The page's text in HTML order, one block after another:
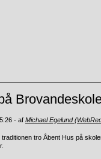
- af Michael Egelund
tro Åbent Hus på